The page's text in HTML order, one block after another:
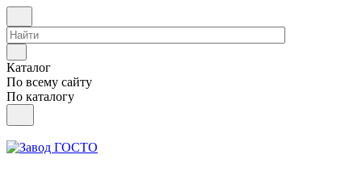
Каталог
По всему сайту
По каталогу